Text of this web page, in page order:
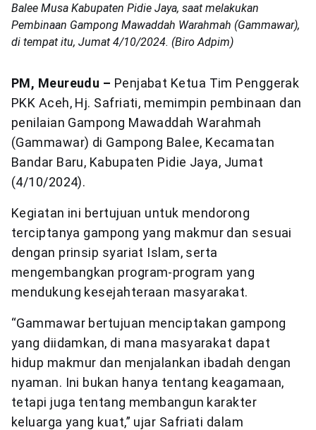
Balee Musa Kabupaten Pidie Jaya, saat melakukan
Pembinaan Gampong Mawaddah Warahmah (Gammawar),
di tempat itu, Jumat 4/10/2024. (Biro Adpim)
PM, Meureudu – Penjabat Ketua Tim Penggerak
PKK Aceh, Hj. Safriati, memimpin pembinaan dan
penilaian Gampong Mawaddah Warahmah
(Gammawar) di Gampong Balee, Kecamatan
Bandar Baru, Kabupaten Pidie Jaya, Jumat
(4/10/2024).
Kegiatan ini bertujuan untuk mendorong
terciptanya gampong yang makmur dan sesuai
dengan prinsip syariat Islam, serta
mengembangkan program-program yang
mendukung kesejahteraan masyarakat.
“Gammawar bertujuan menciptakan gampong
yang diidamkan, di mana masyarakat dapat
hidup makmur dan menjalankan ibadah dengan
nyaman. Ini bukan hanya tentang keagamaan,
tetapi juga tentang membangun karakter
keluarga yang kuat,” ujar Safriati dalam